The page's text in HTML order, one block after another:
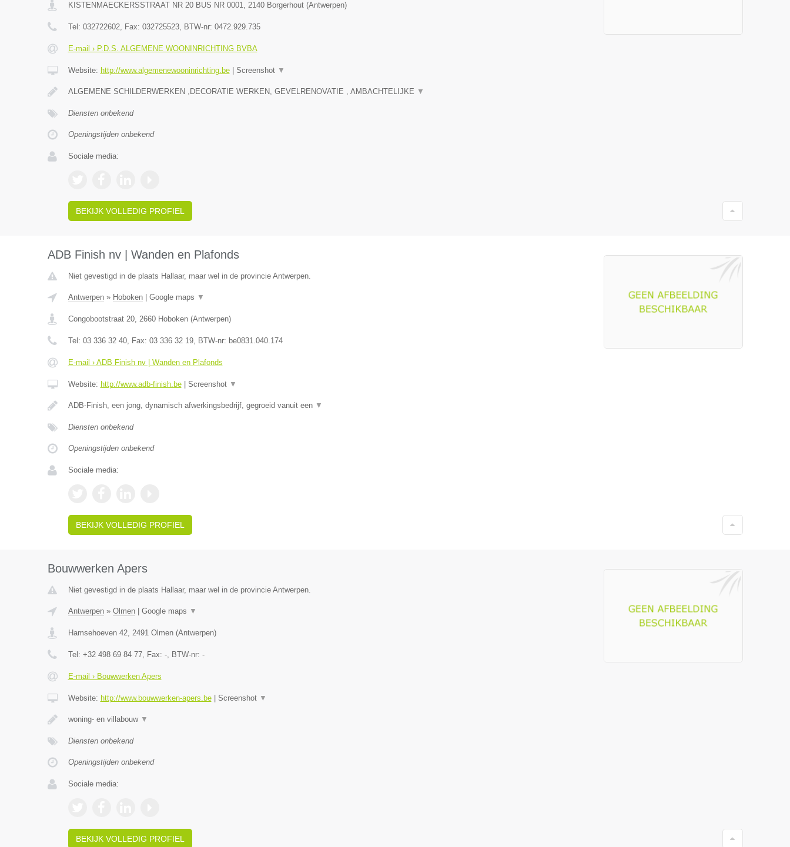
KISTENMAECKERSSTRAAT NR 20 BUS NR 0001, 2140 Borgerhout(Antwerpen)
Tel: 032722602, Fax: 032725523, BTW-nr: 0472.929.735
E-mail › P.D.S. ALGEMENE WOONINRICHTING BVBA
Website: http://www.algemenewooninrichting.be| Screenshot ▼
ALGEMENE SCHILDERWERKEN ,DECORATIE WERKEN, GEVELRENOVATIE , AMBACHTELIJKE ▼
Diensten onbekend
Openingstijden onbekend
Sociale media:
BEKIJK VOLLEDIG PROFIEL
ADB Finish nv | Wanden en Plafonds
Niet gevestigd in de plaats Hallaar, maar wel in de provincie Antwerpen.
Antwerpen» Hoboken| Google maps ▼
Congobootstraat 20, 2660 Hoboken(Antwerpen)
Tel: 03 336 32 40, Fax: 03 336 32 19, BTW-nr: be0831.040.174
E-mail › ADB Finish nv | Wanden en Plafonds
Website: http://www.adb-finish.be| Screenshot ▼
ADB-Finish, een jong, dynamisch afwerkingsbedrijf, gegroeid vanuit een ▼
Diensten onbekend
Openingstijden onbekend
Sociale media:
BEKIJK VOLLEDIG PROFIEL
Bouwwerken Apers
Niet gevestigd in de plaats Hallaar, maar wel in de provincie Antwerpen.
Antwerpen» Olmen| Google maps ▼
Hamsehoeven 42, 2491 Olmen(Antwerpen)
Tel: +32 498 69 84 77, Fax: -, BTW-nr: -
E-mail › Bouwwerken Apers
Website: http://www.bouwwerken-apers.be| Screenshot ▼
woning- en villabouw ▼
Diensten onbekend
Openingstijden onbekend
Sociale media:
BEKIJK VOLLEDIG PROFIEL